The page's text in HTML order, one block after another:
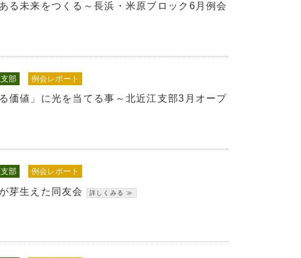
る未来をつくる～長浜・米原ブロック6月例会
部 例会レポート
価値」に光を当てる事～北近江支部3月オープ
部 例会レポート
芽生えた同友会